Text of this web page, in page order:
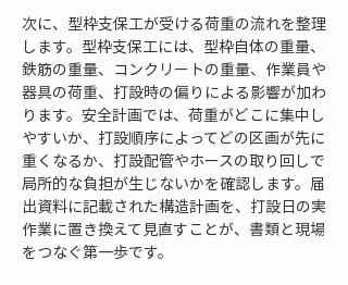
次に、型枠支保工が受ける荷重の流れを整理
します。型枠支保工には、型枠自体の重量、
鉄筋の重量、コンクリートの重量、作業員や
器具の荷重、打設時の偏りによる影響が加わ
ります。安全計画では、荷重がどこに集中し
やすいか、打設順序によってどの区画が先に
重くなるか、打設配管やホースの取り回しで
局所的な負担が生じないかを確認します。届
出資料に記載された構造計画を、打設日の実
作業に置き換えて見直すことが、書類と現場
をつなぐ第一歩です。